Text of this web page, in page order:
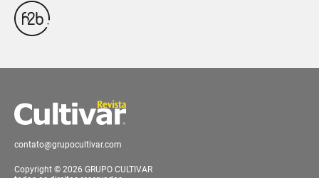
contato@grupocultivar.com
Copyright © 2026 GRUPO CULTIVAR